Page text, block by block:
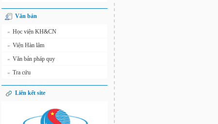
Văn bản
» Học viện KH&CN
» Viện Hàn lâm
» Văn bản pháp quy
» Tra cứu
Liên kết site